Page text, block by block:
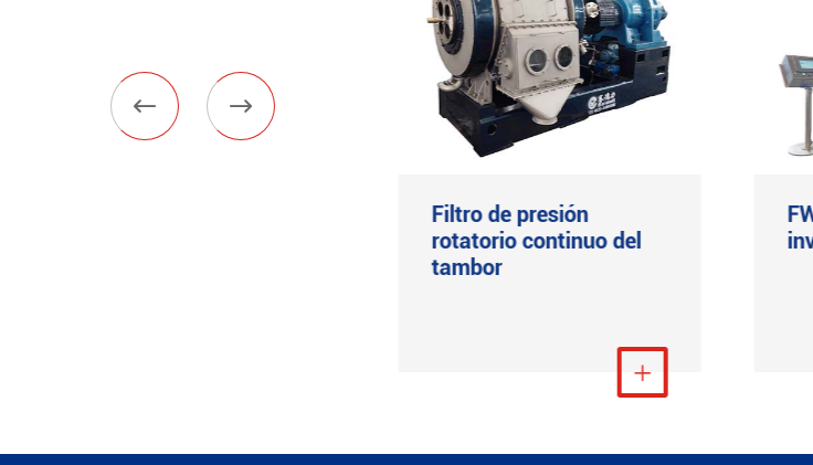
 
Filtro de presión
rotatorio continuo del
tambor
Ver más
